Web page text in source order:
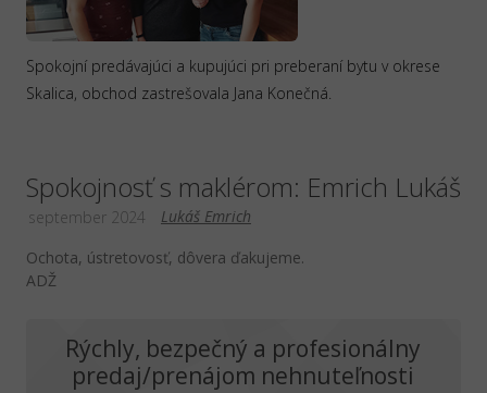
Spokojní predávajúci a kupujúci pri preberaní bytu v okrese
Skalica, obchod zastrešovala Jana Konečná.
Spokojnosť s maklérom: Emrich Lukáš
Lukáš Emrich
september 2024
Ochota, ústretovosť, dôvera ďakujeme.
ADŽ
Rýchly, bezpečný a profesionálny
predaj/prenájom nehnuteľnosti